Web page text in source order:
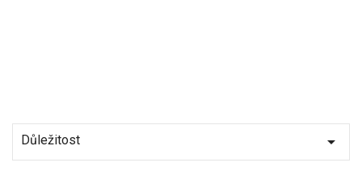
Důležitost 